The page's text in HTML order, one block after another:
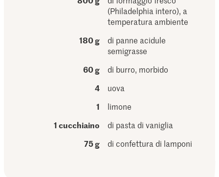
(Philadelphia intero), a
temperatura ambiente
180 g
di panne acidule
semigrasse
60 g
di burro, morbido
4
uova
1
limone
1 cucchiaino
di pasta di vaniglia
75 g
di confettura di lamponi